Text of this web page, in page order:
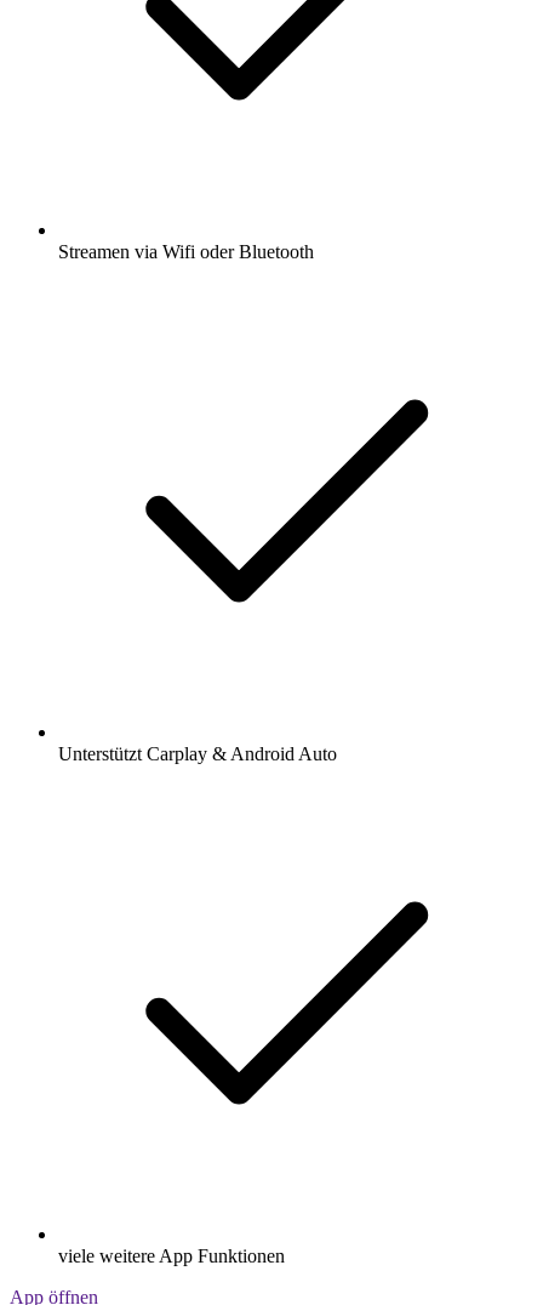
Streamen via Wifi oder Bluetooth
Unterstützt Carplay & Android Auto
viele weitere App Funktionen
App öffnen